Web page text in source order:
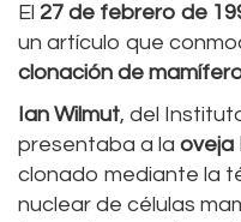
El 27 de febrero de
un artículo que
clonación de
Ian Wilmut, del
presentaba a la oveja
clonado mediante la
nuclear de células